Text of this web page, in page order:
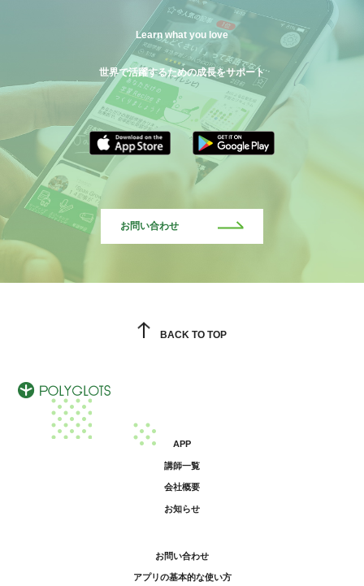
Learn what you love
世界で活躍するための成長をサポート
お問い合わせ
BACK TO TOP
APP
講師一覧
会社概要
お知らせ
お問い合わせ
アプリの基本的な使い方